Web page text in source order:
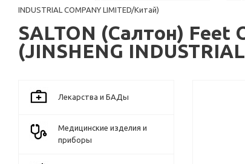
INDUSTRIAL COMPANY LIMITED/Китай)
SALTON (Салтон)
(JINSHENG
Лекарства и БАДы
Медицинские изделия и
приборы